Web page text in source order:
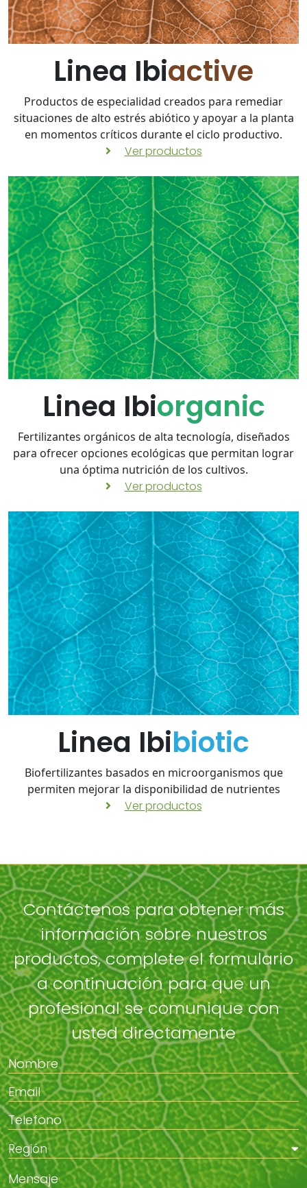
Linea Ibiactive
Productos de especialidad creados para remediar
situaciones de alto estrés abiótico y apoyar a la planta
en momentos críticos durante el ciclo productivo.
Ver productos
Linea Ibiorganic
Fertilizantes orgánicos de alta tecnología, diseñados
para ofrecer opciones ecológicas que permitan lograr
una óptima nutrición de los cultivos.
Ver productos
Linea Ibibiotic
Biofertilizantes basados en microorganismos que
permiten mejorar la disponibilidad de nutrientes
Ver productos
Contáctenos para obtener más
información sobre nuestros
productos, complete el formulario
a continuación para que un
profesional se comunique con
usted directamente